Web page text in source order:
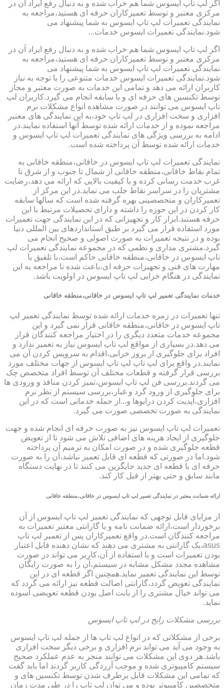
اگر لپ تاپ ایسوس شما هم خراب شده و به دنبال رفع ایراد آن در
مرکزی معتبر و توسط تعمیرکاران حرفه ای هستید،مراجعه به
نمایندگی تعمیرات لپ تاپ ایسوس به شما پیشنهاد می
شود.نمایندگی تعمیرات ایسوس خدمات...
اگر لپ تاپ ایسوس شما هم خراب شده و به دنبال رفع ایراد آن در
مرکزی معتبر و توسط تعمیرکاران حرفه ای هستید،مراجعه به
نمایندگی تعمیرات لپ تاپ ایسوس به شما پیشنهاد می
شود.نمایندگی تعمیرات ایسوس خدمات متنوعی را با توجه به نیاز
کاربران ارائه می دهد و تمامی این خدمات به صورت معتبر و مجاز
توسط تکنسین های حرفه ای و با سابقه انجام می گیرد.کاربران لپ
تاپ ایسوس می توانند در صورت مشاهده انواع مشکلات نرم
افزاری و سخت افزاری در لپ تاپ خود،به این نمایندگی های معتبر
مراجعه نموده و از خدمات ارائه شده توسط آنها استفاده نمایند.در
ادامه به بررسی ویژگی های نمایندگی تعمیرات لپ تاپ ایسوس و
خدمات ارائه شده توسط آن پرداخته شده است.
نمایندگی تعمیرات لپ تاپ ایسوس در خاقانی،منطقه خاقانی به
تمام نقاط خاقانی،منطقه خاقانی از شمال تا جنوب و از شرق تا
غرب خدمت رسانی کرده و با کیفیت بالایی که ارائه می دهد،رضایت
مشتریان را در سراسر نقاط جلب می نماید.در این مرکز از
تعمیرکاران و متخصصینی بهره گرفته شده است که سالها سابقه
کار کردن در این حوزه را داشته و دارای تحصیلات مرتبط با این
حرفه هستند.ابزار کار و تجهیزاتی که در این نمایندگی جهت تعمیرات
مورد استفاده قرار می گیرد بر طبق استانداردهای بین المللی دنیا
بوده و در نتیجه تعمیرات به صورت اصولی و صحیح انجام می
گیرد.مشتری مداری و نظمی که در مجموعه نمایندگی تعمیرات لپ
تاپ ایسوس در خاقانی،منطقه خاقانی حاکم است،با تلفیق با
مهارت های فنی و تجهیزات حرفه ای،باعث شده تا مراجعه به این
نمایندگی در هنگام خرابی لپ تاپ ایسوس در اولویت باشد.
خدمات نمایندگی تعمیر لپ تاپ ایسوس در خاقانی،منطقه خاقانی
تنها تعمیرات در زمره خدمات ارائه شده توسط نمایندگی تعمیر لپ
تاپ ایسوس در خاقانی،منطقه خاقانی قرار نمی گیرد و این
مجموعه خدمات متعدد دیگری را در اختیار مراجعه کنندگان قرار
می دهد.در بسیاری از مواقع لپ تاپ ایسوس نیاز به تعمیر ندارد و
افراد برای جلوگیری از بروز خرابی،اقدام به سرویس کردن آن می
نمایند.در واقع برای لپ تاپ لپ تاپ ایسوس از جهات مختلف مورد
بررسی قرار گرفته و قطعات مختلف آن توسط افراد متخصص چک
می گردند.بررسی فن لپ تاپ ایسوس،تمیز کردن منافذ و ورودی ها
برای جلوگیری از ورود گرد و غبار،بررسی سیستم از نظر نرم
افزاری،آپدیت کردن درایوها و...از جمله خدماتی است که در این
نمایندگی به صورت تخصصی صورت می گیرد.
تعمیرات لپ تاپ ایسوس نیز به صورت حرفه ای انجام شده و جهت
جلوگیری از ایجاد هزینه های اضافی تلاش می شود تا از تعویض
قطعه جلوگیری شده و در صورت امکان به ترمیم آن پرداخته
شود.اما در صورتی که قطعه ای قابل تعمیر نباشد،آن را به صورت
حرفه ای با قطعه ای جدید جایگزین می کنند تا در نهایت دستگاه
مانند سابق و حتی بهتر از قبل کار کند.
ارائه ضمانت معتبر در نمایندگی تعمیر لپ تاپ ایسوس در خاقانی،منطقه خاقانی
از مزایای قابل توجهی که نمایندگی تعمیر لپ تاپ ایسوس از آن
برخوردار است،ارائه ضمانت نامه و یا گارانتی معتبر تعمیرات به
مراجعه کنندگان است.در واقع تعمیرکاران پس از تعمیر لپ تاپ
asus،یک گارانتی به مشتری می دهند که نشان دهنده قابل اعتبار
بودن تعمیرات است و با استفاده از آن،کاربر می تواند در صورت
مشاهده مجدد مشکل مشابه در سیستم،آن را به صورت رایگان
توسط این نمایندگی تعمیر نماید.همچنین اگر قطعه ای در این
نمایندگی تعویض گردد،گارانتی اصالت قطعه نیز ارائه می گردد که
می تواند خیال مشتری را از بابت اصل بودن قطعه تعویضی آسوده
نماید.
بررسی مشکلات رایج در لپ تاپ ایسوس
برخی از مشکلاتی که در انواع لپ تاپ ها از جمله لپ تاپ ایسوس
به وجود می آید می تواند نرم افزاری و برخی دیگر سخت افزاری
باشد.هر دوی این مشکلات می توانند منجر به عدم عملکرد صحیح
سیستم کامپیوتری شده و موجب آزردگی کاربر گردند اما باید گفت
که تمامی این مشکلات قابل برطرف شدن توسط تکنسین های و
متخصصین کامپیوتر بوده و می توان لپ تاپ را در طی مدت زمان